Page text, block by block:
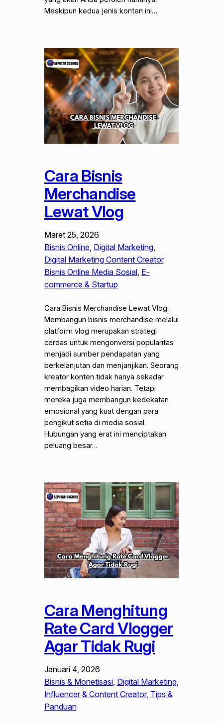
Meskipun kedua jenis konten ini…
Cara Bisnis
Merchandise
Lewat Vlog
Maret 25, 2026
Bisnis Online, Digital Marketing
Digital Marketing Content Creator
Bisnis Online Media Sosial, E-
commerce & Startup
Cara Bisnis Merchandise Lewat Vlog.
Membangun bisnis merchandise melalui
platform vlog merupakan strategi
cerdas untuk mengonversi popularitas
menjadi sumber pendapatan yang
berkelanjutan dan menjanjikan. Seorang
kreator konten tidak hanya sekadar
membagikan video harian. Tetapi
mereka juga membangun kedekatan
emosional yang kuat dengan para
pengikut setia di media sosial.
Hubungan yang erat ini menciptakan
peluang besar…
Cara Menghitung
Rate Card Vlogger
Agar Tidak Rugi
Januari 4, 2026
Bisnis & Monetisasi, Digital Marketing
Influencer & Content Creator, Tips &
Panduan